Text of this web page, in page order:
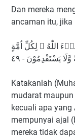
Dan mereka
ancaman itu, jika
شَاۤءَ اللّٰهُ ۗ لِكُلِّ اُمَّةٍ
يَسْتَقْدِمُوْنَ - ٤٩
Katakanlah
mudarat
kecuali apa yang
mempunyai ajal
mereka tidak